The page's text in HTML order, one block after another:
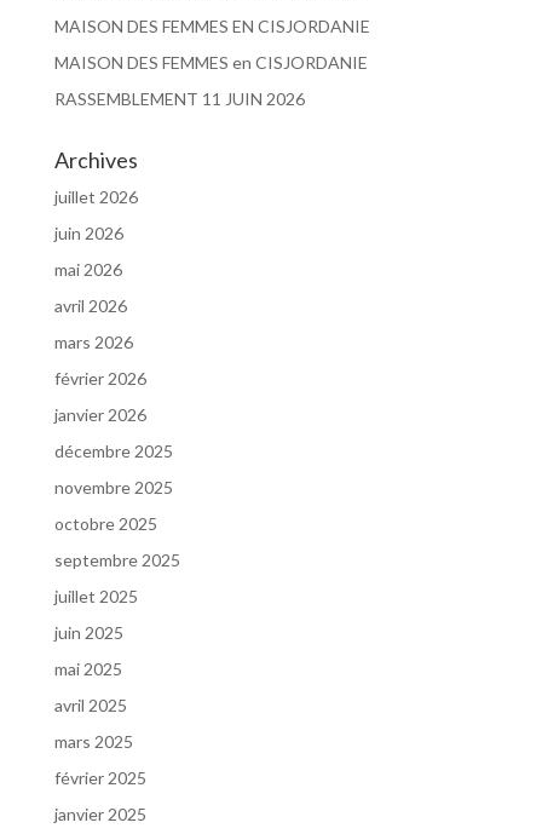
MAISON DES FEMMES EN CISJORDANIE
MAISON DES FEMMES en CISJORDANIE
RASSEMBLEMENT 11 JUIN 2026
Archives
juillet 2026
juin 2026
mai 2026
avril 2026
mars 2026
février 2026
janvier 2026
décembre 2025
novembre 2025
octobre 2025
septembre 2025
juillet 2025
juin 2025
mai 2025
avril 2025
mars 2025
février 2025
janvier 2025